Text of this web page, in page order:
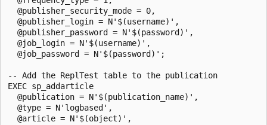
  @publisher_security_mode = 0,
  @publisher_login = N'$(username)',
  @publisher_password = N'$(password)',
  @job_login = N'$(username)',
  @job_password = N'$(password)';
-- Add the ReplTest table to the publication
EXEC sp_addarticle
  @publication = N'$(publication_name)',
  @type = N'logbased',
  @article = N'$(object)',